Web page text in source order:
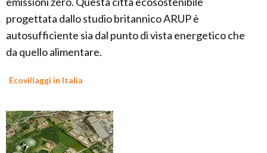
progettata dallo studio britannico ARUP è
autosufficiente sia dal punto di vista energetico che
da quello alimentare.
Ecovillaggi in Italia